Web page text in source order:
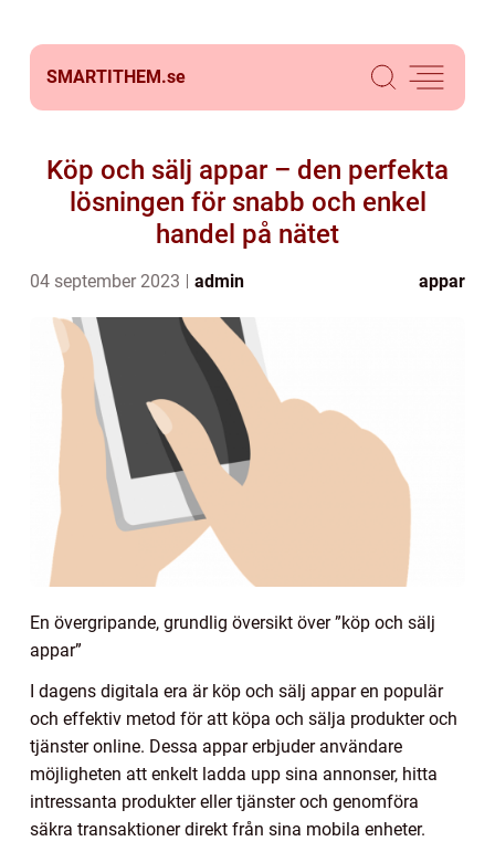
SMARTITHEM.se
Köp och sälj appar – den perfekta
lösningen för snabb och enkel
handel på nätet
04 september 2023 admin appar
En övergripande, grundlig översikt över ”köp och sälj
appar”
I dagens digitala era är köp och sälj appar en populär
och effektiv metod för att köpa och sälja produkter och
tjänster online. Dessa appar erbjuder användare
möjligheten att enkelt ladda upp sina annonser, hitta
intressanta produkter eller tjänster och genomföra
säkra transaktioner direkt från sina mobila enheter.